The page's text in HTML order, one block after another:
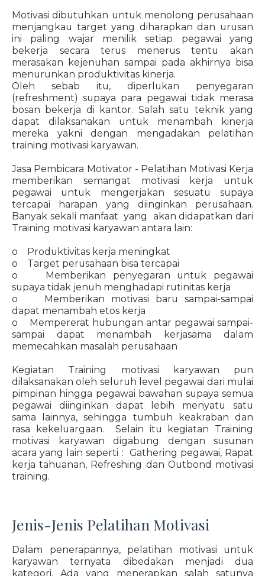
Motivasi dibutuhkan untuk menolong perusahaan
menjangkau target yang diharapkan dan urusan
ini paling wajar menilik setiap pegawai yang
bekerja secara terus menerus tentu akan
merasakan kejenuhan sampai pada akhirnya bisa
menurunkan produktivitas kinerja.
Oleh sebab itu, diperlukan penyegaran
(refreshment) supaya para pegawai tidak merasa
bosan bekerja di kantor. Salah satu teknik yang
dapat dilaksanakan untuk menambah kinerja
mereka yakni dengan mengadakan pelatihan
training motivasi karyawan.
Jasa Pembicara Motivator - Pelatihan Motivasi Kerja
memberikan semangat motivasi kerja untuk
pegawai untuk mengerjakan sesuatu supaya
tercapai harapan yang diinginkan perusahaan.
Banyak sekali manfaat yang akan didapatkan dari
Training motivasi karyawan antara lain:
o Produktivitas kerja meningkat
o Target perusahaan bisa tercapai
o Memberikan penyegaran untuk pegawai
supaya tidak jenuh menghadapi rutinitas kerja
o Memberikan motivasi baru sampai-sampai
dapat menambah etos kerja
o Mempererat hubungan antar pegawai sampai-
sampai dapat menambah kerjasama dalam
memecahkan masalah perusahaan
Kegiatan Training motivasi karyawan pun
dilaksanakan oleh seluruh level pegawai dari mulai
pimpinan hingga pegawai bawahan supaya semua
pegawai diinginkan dapat lebih menyatu satu
sama lainnya, sehingga tumbuh keakraban dan
rasa kekeluargaan. Selain itu kegiatan Training
motivasi karyawan digabung dengan susunan
acara yang lain seperti : Gathering pegawai, Rapat
kerja tahuanan, Refreshing dan Outbond motivasi
training.
Jenis-Jenis Pelatihan Motivasi
Dalam penerapannya, pelatihan motivasi untuk
karyawan ternyata dibedakan menjadi dua
kategori. Ada yang menerapkan salah satunya